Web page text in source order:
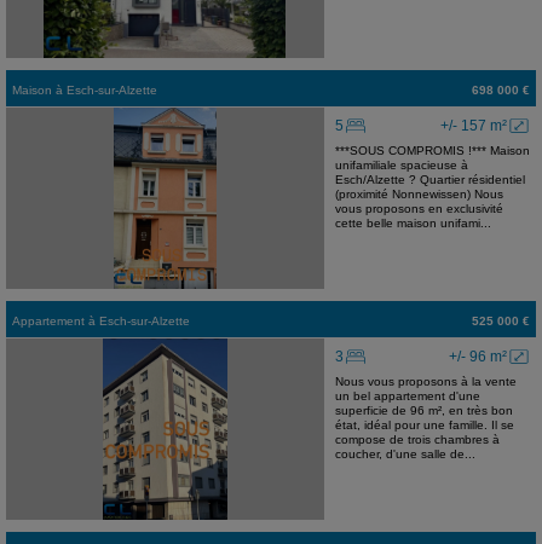
Maison à Esch-sur-Alzette 698 000 €
+/- 157 m²
5
***SOUS COMPROMIS !*** Maison
unifamiliale spacieuse à
Esch/Alzette ? Quartier résidentiel
(proximité Nonnewissen) Nous
vous proposons en exclusivité
cette belle maison unifami...
Appartement à Esch-sur-Alzette 525 000 €
+/- 96 m²
3
Nous vous proposons à la vente
un bel appartement d'une
superficie de 96 m², en très bon
état, idéal pour une famille. Il se
compose de trois chambres à
coucher, d'une salle de...